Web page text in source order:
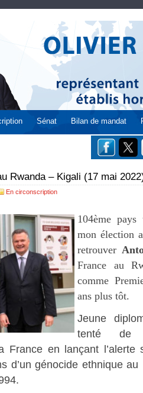
Sénat Bilan de mandat
Rwanda – Kigali (17 mai
En circonscription
104ème
mon élection
retrouver
France au
comme
ans plus tôt.
Jeune
tenté de
France en lançant
d’un génocide ethnique